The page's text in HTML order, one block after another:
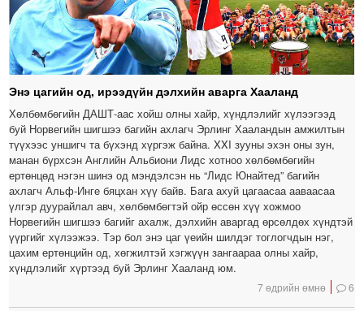
Энэ цагийн од, ирээдүйн дэлхийн аварга Хааланд
Хөлбөмбөгийн ДАШТ-аас хойш олны хайр, хүндлэлийг хүлээгээд
буй Норвегийн шигшээ багийн ахлагч Эрлинг Хааландын амжилтын
түүхээс уншигч та бүхэнд хүргэж байна. XXI зууны эхэн оны зун,
манан бүрхсэн Английн Альбиони Лидс хотноо хөлбөмбөгийн
ертөнцөд нэгэн шинэ од мэндэлсэн нь “Лидс Юнайтед” багийн
ахлагч Альф-Инге бяцхан хүү байв. Бага ахуй цагаасаа ааваасаа
үлгэр дуурайлал авч, хөлбөмбөгтэй ойр өссөн хүү хожмоо
Норвегийн шигшээ багийг ахалж, дэлхийн аваргад өрсөлдөх хүндтэй
үүргийг хүлээжээ. Тэр бол энэ цаг үеийн шилдэг тоглогчдын нэг,
цахим ертөнцийн од, хөгжилтэй хэгжүүн зангаараа олны хайр,
хүндлэлийг хүртээд буй Эрлинг Хааланд юм.
7 өдрийн өмнө 6